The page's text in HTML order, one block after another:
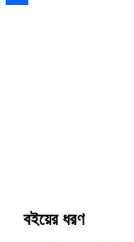
বইয়ের ধরণ